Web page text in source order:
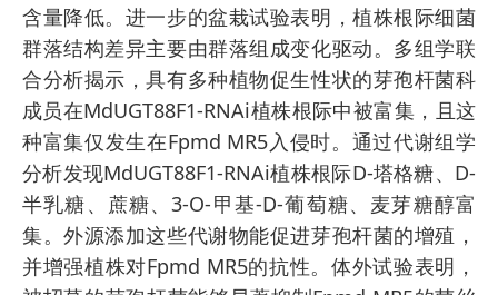
含量降低。进一步的盆栽试验表明，植株根际细菌
群落结构差异主要由群落组成变化驱动。多组学联
合分析揭示，具有多种植物促生性状的芽孢杆菌科
成员在MdUGT88F1-RNAi植株根际中被富集，且这
种富集仅发生在Fpmd MR5入侵时。通过代谢组学
分析发现MdUGT88F1-RNAi植株根际D-塔格糖、D-
半乳糖、蔗糖、3-O-甲基-D-葡萄糖、麦芽糖醇富
集。外源添加这些代谢物能促进芽孢杆菌的增殖，
并增强植株对Fpmd MR5的抗性。体外试验表明，